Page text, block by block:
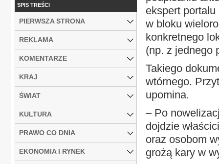
ekspert
w bloku
konkretnego
(np. z jednego
Takiego
wtórnego.
upomina.
– Po
dojdzie
oraz osobom
grożą kary w
SPIS TREŚCI
PIERWSZA STRONA
REKLAMA
KOMENTARZE
KRAJ
ŚWIAT
KULTURA
PRAWO CO DNIA
EKONOMIA I RYNEK